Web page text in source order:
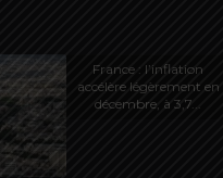
France : l’inflation
accélère légèrement en
décembre, à 3,7...